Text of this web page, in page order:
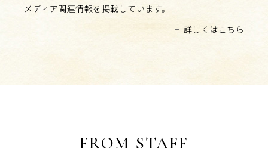
メディア関連情報を掲載しています。
詳しくはこちら
FROM STAFF